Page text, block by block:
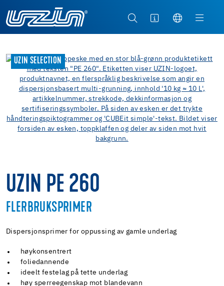
UZIN SELECTION
UZIN PE 260
FLERBRUKSPRIMER
Dispersjonsprimer for oppussing av gamle underlag
høykonsentrert
foliedannende
ideelt festelag på tette underlag
høy sperreegenskap mot blandevann